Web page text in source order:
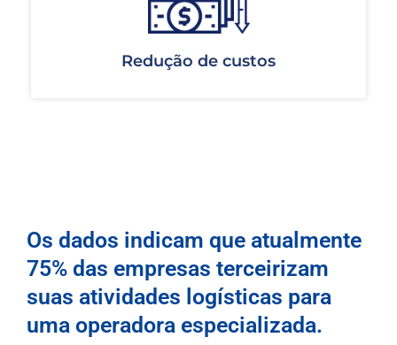
Redução de custos
Os dados indicam que atualmente
75% das empresas terceirizam
suas atividades logísticas para
uma operadora especializada.